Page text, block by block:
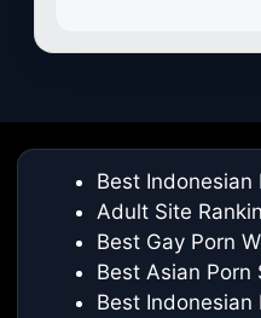
Best Indonesian
Adult Site
Best Gay Porn
Best Asian Porn
Best Indonesian